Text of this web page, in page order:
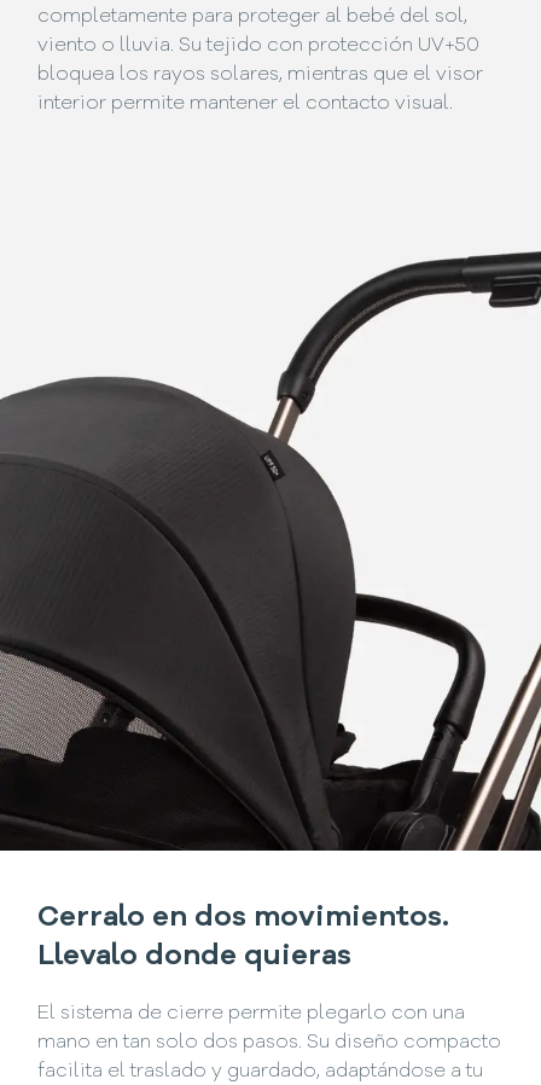
completamente para proteger al bebé del sol,
viento o lluvia. Su tejido con protección UV+50
bloquea los rayos solares, mientras que el visor
interior permite mantener el contacto visual.
Cerralo en dos movimientos.
Llevalo donde quieras
El sistema de cierre permite plegarlo con una
mano en tan solo dos pasos. Su diseño compacto
facilita el traslado y guardado, adaptándose a tu